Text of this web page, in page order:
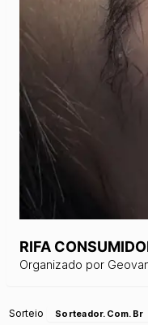
RIFA
Organizado por
Sorteio Sorteador.com.br